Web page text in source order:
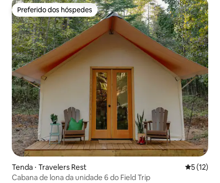
Preferido dos hóspedes
Preferido dos hóspedes
Tenda ⋅ Travelers Rest 5 de uma
5 (12)
Cabana de lona da unidade 6 do Field Trip